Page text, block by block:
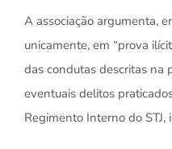
A associação argumenta,
unicamente, em “prova
das condutas descritas na
eventuais delitos
Regimento Interno do